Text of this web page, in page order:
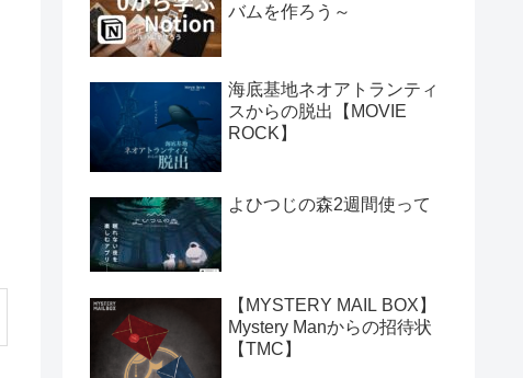
バムを作ろう～
海底基地ネオアトランティ
スからの脱出【MOVIE
ROCK】
よひつじの森2週間使って
【MYSTERY MAIL BOX】
Mystery Manからの招待状
【TMC】